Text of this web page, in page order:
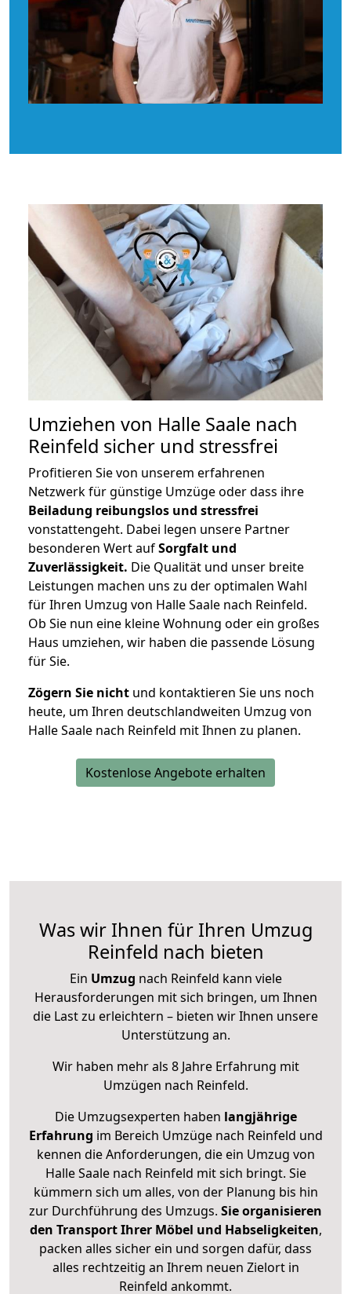
Umziehen von Halle Saale nach
Reinfeld sicher und stressfrei
Profitieren Sie von unserem erfahrenen
Netzwerk für günstige Umzüge oder dass ihre
Beiladung reibungslos und stressfrei
vonstattengeht. Dabei legen unsere Partner
besonderen Wert aufSorgfalt und
Zuverlässigkeit. Die Qualität und unser breite
Leistungen machen uns zu der optimalen Wahl
für Ihren Umzug von Halle Saale nach Reinfeld.
Ob Sie nun eine kleine Wohnung oder ein großes
Haus umziehen, wir haben die passende Lösung
für Sie.
Zögern Sie nicht und kontaktieren Sie uns noch
heute, um Ihren deutschlandweiten Umzug von
Halle Saale nach Reinfeld mit Ihnen zu planen.
Kostenlose Angebote erhalten
Was wir Ihnen für Ihren Umzug
Reinfeld nach bieten
Ein Umzug nach Reinfeld kann viele
Herausforderungen mit sich bringen, um Ihnen
die Last zu erleichtern – bieten wir Ihnen unsere
Unterstützung an.
Wir haben mehr als 8 Jahre Erfahrung mit
Umzügen nach Reinfeld.
Die Umzugsexperten haben langjährige
Erfahrung im Bereich Umzüge nach Reinfeld und
kennen die Anforderungen, die ein Umzug von
Halle Saale nach Reinfeld mit sich bringt. Sie
kümmern sich um alles, von der Planung bis hin
zur Durchführung des Umzugs. Sie organisieren
den Transport Ihrer Möbel und Habseligkeiten,
packen alles sicher ein und sorgen dafür, dass
alles rechtzeitig an Ihrem neuen Zielort in
Reinfeld ankommt.